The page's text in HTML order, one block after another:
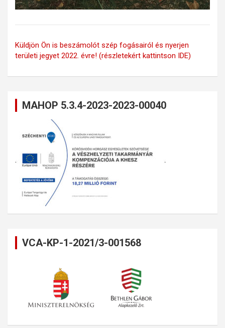
Küldjön Ön is beszámolót szép fogásairól és nyerjen
területi jegyet 2022. évre! (részletekért kattintson IDE)
MAHOP 5.3.4-2023-2023-00040
VCA-KP-1-2021/3-001568